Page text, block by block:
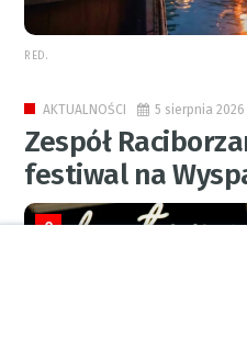
RED.
AKTUALNOŚCI 5 sierpnia 2026
Zespół
festiwal na
0